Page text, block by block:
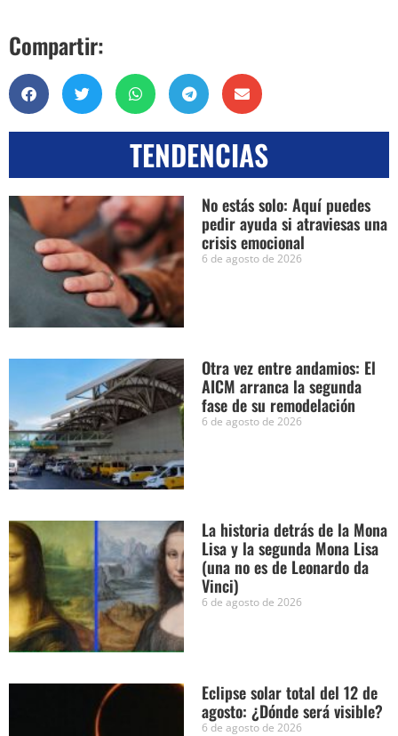
Compartir:
TENDENCIAS
No estás solo: Aquí puedes
pedir ayuda si atraviesas una
crisis emocional
6 de agosto de 2026
Otra vez entre andamios: El
AICM arranca la segunda
fase de su remodelación
6 de agosto de 2026
La historia detrás de la Mona
Lisa y la segunda Mona Lisa
(una no es de Leonardo da
Vinci)
6 de agosto de 2026
Eclipse solar total del 12 de
agosto: ¿Dónde será visible?
6 de agosto de 2026